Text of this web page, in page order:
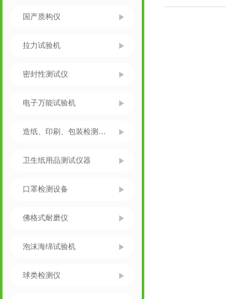
国产质构仪
拉力试验机
密封性测试仪
电子万能试验机
造纸、印刷、包装检测仪器
卫生纸用品测试仪器
口罩检测设备
佛格式耐磨仪
泡沫海绵试验机
球类检测仪